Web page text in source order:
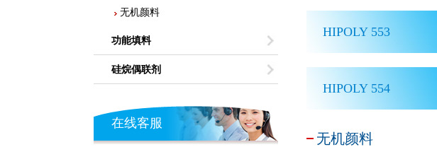
无机颜料
功能填料
硅烷偶联剂
在线客服
HIPOLY 553
HIPOLY 554
无机颜料